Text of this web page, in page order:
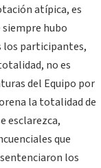
atípica, es
hubo
los participantes,
no es
del Equipo por
la totalidad de
esclarezca,
que
los